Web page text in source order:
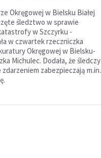
Okręgowej w Bielsku Białej
śledztwo w sprawie
w Szczyrku -
w czwartek rzeczniczka
Okręgowej w Bielsku-
Michulec. Dodała, że śledczy
zabezpieczają m.in.